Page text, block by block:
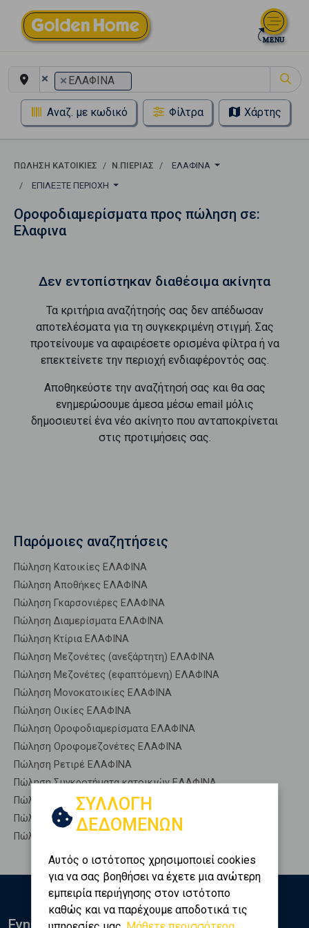
× × ΕΛΑΦΙΝΑ
Αναζ. με κωδικό Φίλτρα Χάρτης
ΠΏΛΗΣΗ ΚΑΤΟΙΚΊΕΣ Ν.ΠΙΕΡΙΑΣ
ΕΛΑΦΙΝΑ
ΕΠΙΛΈΞΤΕ ΠΕΡΙΟΧΉ
Οροφοδιαμερίσματα προς πώληση σε:
Ελαφινα
Δεν εντοπίστηκαν διαθέσιμα ακίνητα
Τα κριτήρια αναζήτησής σας δεν απέδωσαν
αποτελέσματα για τη συγκεκριμένη στιγμή. Σας
προτείνουμε να αφαιρέσετε ορισμένα φίλτρα ή να
επεκτείνετε την περιοχή ενδιαφέροντός σας.
Αποθηκεύστε την αναζήτησή σας και θα σας
ενημερώσουμε άμεσα μέσω email μόλις
δημοσιευτεί ένα νέο ακίνητο που ανταποκρίνεται
στις προτιμήσεις σας.
Παρόμοιες αναζητήσεις
Πώληση Κατοικίες ΕΛΑΦΙΝΑ
Πώληση Αποθήκες ΕΛΑΦΙΝΑ
Πώληση Γκαρσονιέρες ΕΛΑΦΙΝΑ
Πώληση Διαμερίσματα ΕΛΑΦΙΝΑ
Πώληση Κτίρια ΕΛΑΦΙΝΑ
Πώληση Μεζονέτες (ανεξάρτητη) ΕΛΑΦΙΝΑ
Πώληση Μεζονέτες (εφαπτόμενη) ΕΛΑΦΙΝΑ
Πώληση Μονοκατοικίες ΕΛΑΦΙΝΑ
Πώληση Οικίες ΕΛΑΦΙΝΑ
Πώληση Οροφοδιαμερίσματα ΕΛΑΦΙΝΑ
Πώληση Οροφομεζονέτες ΕΛΑΦΙΝΑ
Πώληση Ρετιρέ ΕΛΑΦΙΝΑ
Πώληση Συγκροτήματα κατοικιών ΕΛΑΦΙΝΑ
Πώληση Υπόγεια ΕΛΑΦΙΝΑ
Πώληση Υπόσκαφα ΕΛΑΦΙΝΑ
Πώληση Υπολ. υψουν ΕΛΑΦΙΝΑ
ΣΥΛΛΟΓΗ
ΔΕΔΟΜΕΝΩΝ
Αυτός ο ιστότοπος χρησιμοποιεί cookies
για να σας βοηθήσει να έχετε μια ανώτερη
εμπειρία περιήγησης στον ιστότοπο
καθώς και να παρέχουμε αποδοτικά τις
Ενημερωθείτε